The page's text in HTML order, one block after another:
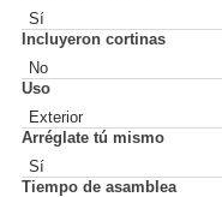
Sí
Incluyeron cortinas
No
Uso
Exterior
Arréglate tú mismo
Sí
Tiempo de asamblea